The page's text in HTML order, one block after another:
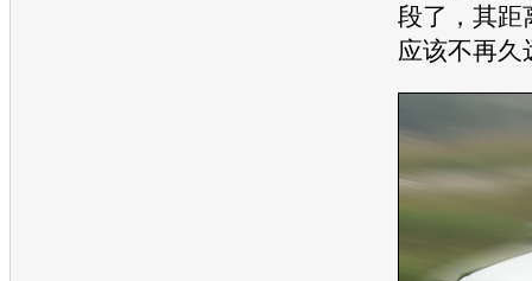
段了，其距
应该不再久